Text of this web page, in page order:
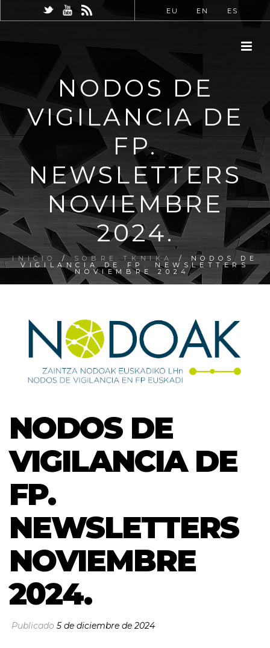
EU EN ES
NODOS DE
VIGILANCIA DE
FP.
NEWSLETTERS
NOVIEMBRE
2024.
INICIO / SOBRE TKNIKA / NODOS DE
VIGILANCIA DE FP. NEWSLETTERS
NOVIEMBRE 2024.
NODOS DE
VIGILANCIA DE
FP.
NEWSLETTERS
NOVIEMBRE
2024.
Publicado 5 de diciembre de 2024